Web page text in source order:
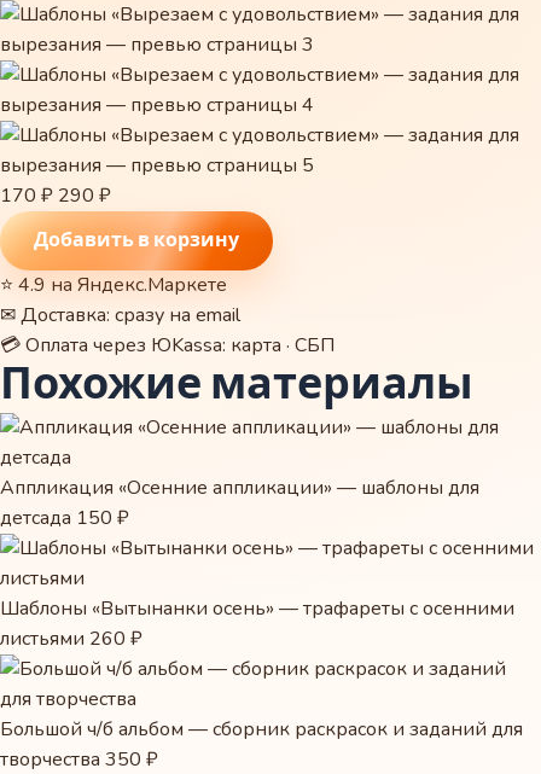
170 ₽ 290 ₽
Добавить в корзину
⭐ 4.9 на Яндекс.Маркете
✉ Доставка: сразу на email
💳 Оплата через ЮKassa: карта · СБП
Похожие материалы
Аппликация «Осенние аппликации» — шаблоны для
детсада 150 ₽
Шаблоны «Вытынанки осень» — трафареты с осенними
листьями 260 ₽
Большой ч/б альбом — сборник раскрасок и заданий для
творчества 350 ₽